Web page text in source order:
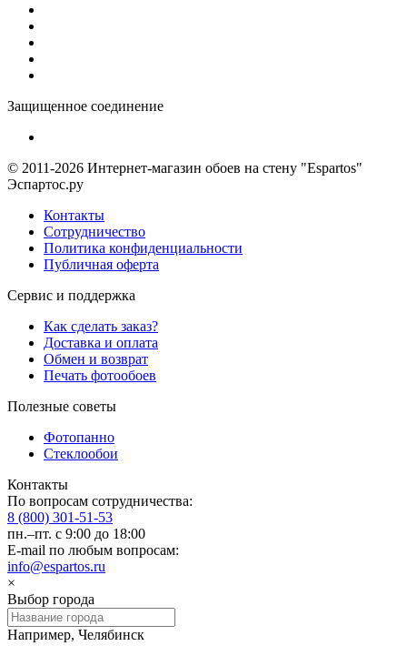
Защищенное соединение
© 2011-2026 Интернет-магазин обоев на стену "Espartos"
Эспартос.ру
Контакты
Сотрудничество
Политика конфиденциальности
Публичная оферта
Сервис и поддержка
Как сделать заказ?
Доставка и оплата
Обмен и возврат
Печать фотообоев
Полезные советы
Фотопанно
Стеклообои
Контакты
По вопросам сотрудничества:
8 (800) 301-51-53
пн.–пт. с 9:00 до 18:00
E-mail по любым вопросам:
info@espartos.ru
×
Выбор города
Например, Челябинск